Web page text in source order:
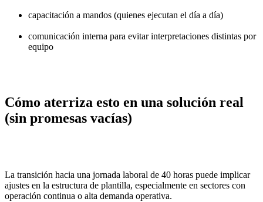
capacitación a mandos (quienes ejecutan el día a día)
comunicación interna para evitar interpretaciones distintas por
equipo
Cómo aterriza esto en una solución real
(sin promesas vacías)
La transición hacia una jornada laboral de 40 horas puede implicar
ajustes en la estructura de plantilla, especialmente en sectores con
operación continua o alta demanda operativa.